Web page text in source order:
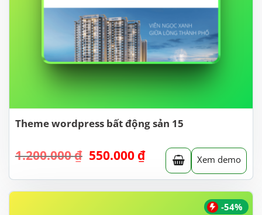
Theme wordpress bất động sản 15
1.200.000₫ Giá
là:
1.200.000 ₫.
550.000 ₫Giá
hiện
tại
là:
Xem demo
-54%